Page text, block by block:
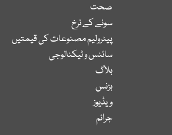
صحت
سونے کے نرخ
پیٹرولیم مصنوعات کی قیمتیں
سائنس و ٹیکنالوجی
بلاگ
بزنس
ویڈیوز
جرائم